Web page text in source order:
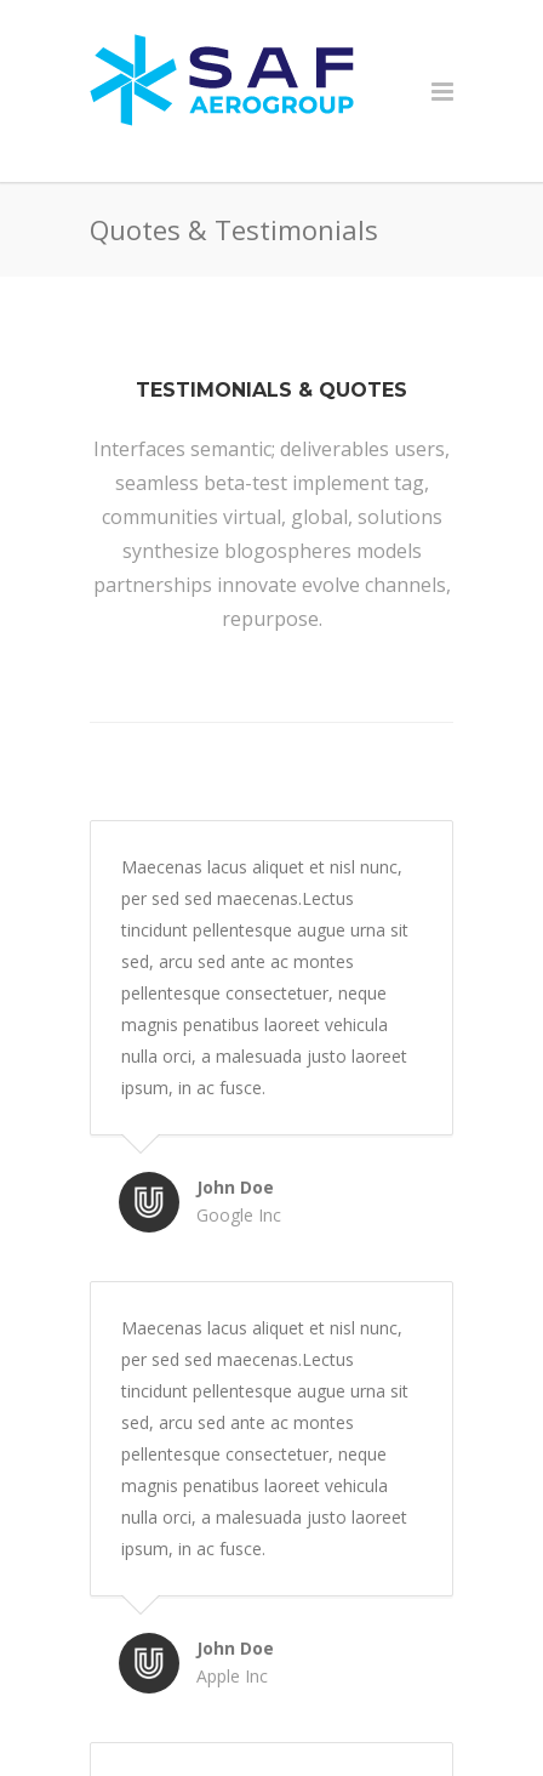
Quotes & Testimonials
TESTIMONIALS & QUOTES
Interfaces semantic; deliverables users,
seamless beta-test implement tag,
communities virtual, global, solutions
synthesize blogospheres models
partnerships innovate evolve channels,
repurpose.
Maecenas lacus aliquet et nisl nunc,
per sed sed maecenas.Lectus
tincidunt pellentesque augue urna sit
sed, arcu sed ante ac montes
pellentesque consectetuer, neque
magnis penatibus laoreet vehicula
nulla orci, a malesuada justo laoreet
ipsum, in ac fusce.
John Doe
Google Inc
Maecenas lacus aliquet et nisl nunc,
per sed sed maecenas.Lectus
tincidunt pellentesque augue urna sit
sed, arcu sed ante ac montes
pellentesque consectetuer, neque
magnis penatibus laoreet vehicula
nulla orci, a malesuada justo laoreet
ipsum, in ac fusce.
John Doe
Apple Inc